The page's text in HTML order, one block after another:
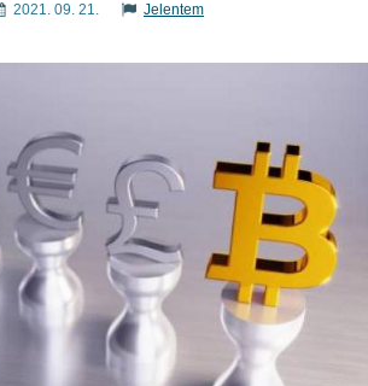
2021. 09. 21. Jelentem